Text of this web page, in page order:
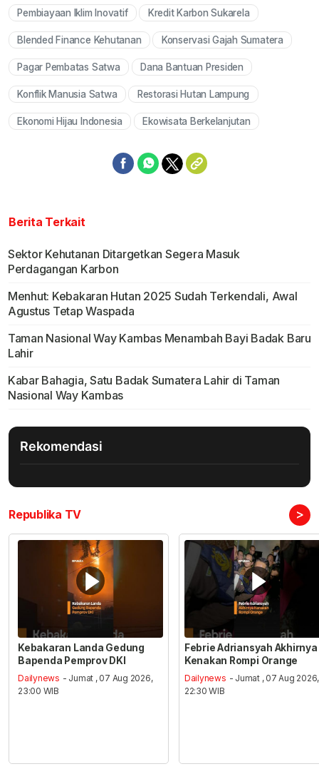
Pembiayaan Iklim Inovatif Kredit Karbon Sukarela
Blended Finance Kehutanan Konservasi Gajah Sumatera
Pagar Pembatas Satwa Dana Bantuan Presiden
Konflik Manusia Satwa Restorasi Hutan Lampung
Ekonomi Hijau Indonesia Ekowisata Berkelanjutan
Berita Terkait
Sektor Kehutanan Ditargetkan Segera Masuk
Perdagangan Karbon
Menhut: Kebakaran Hutan 2025 Sudah Terkendali, Awal
Agustus Tetap Waspada
Taman Nasional Way Kambas Menambah Bayi Badak Baru
Lahir
Kabar Bahagia, Satu Badak Sumatera Lahir di Taman
Nasional Way Kambas
Rekomendasi
Republika TV >
Kebakaran Landa Gedung
Bapenda Pemprov DKI
Dailynews - Jumat , 07 Aug 2026,
23:00 WIB
Febrie Adriansyah Akhirnya
Kenakan Rompi Orange
Dailynews - Jumat , 07 Aug 2026,
22:30 WIB